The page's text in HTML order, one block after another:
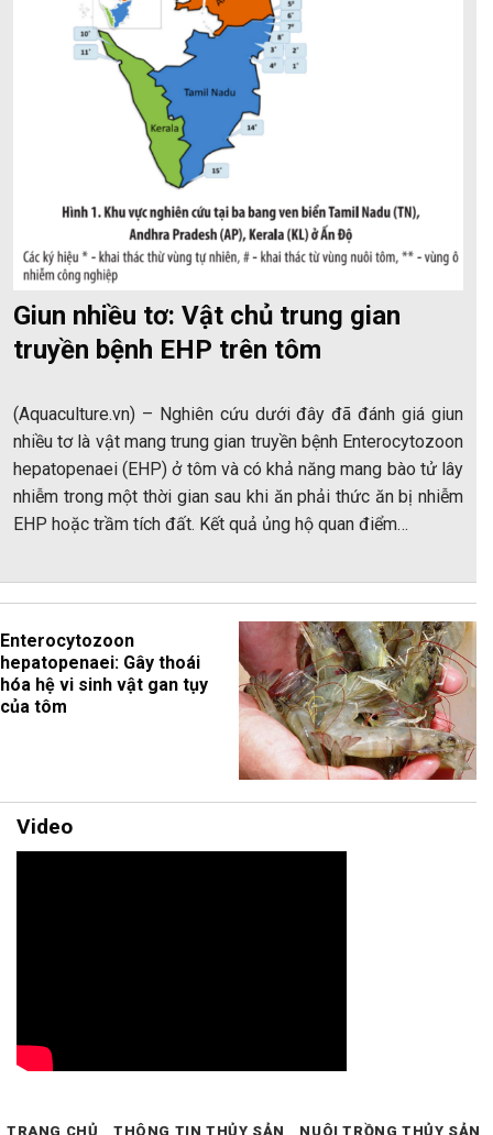
Giun nhiều tơ: Vật chủ trung gian
truyền bệnh EHP trên tôm
(Aquaculture.vn) – Nghiên cứu dưới đây đã đánh giá giun
nhiều tơ là vật mang trung gian truyền bệnh Enterocytozoon
hepatopenaei (EHP) ở tôm và có khả năng mang bào tử lây
nhiễm trong một thời gian sau khi ăn phải thức ăn bị nhiễm
EHP hoặc trầm tích đất. Kết quả ủng hộ quan điểm…
Enterocytozoon
hepatopenaei: Gây thoái
hóa hệ vi sinh vật gan tụy
của tôm
Video
TRANG CHỦ THÔNG TIN THỦY SẢN NUÔI TRỒNG THỦY SẢN